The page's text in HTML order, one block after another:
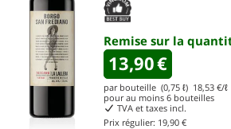
Remise sur la
13,90€
par bouteille (0,75 ℓ) 18,53 €/ℓ
pour au moins 6 bouteilles
TVA et taxes incl.
Prix régulier: 19,90 €